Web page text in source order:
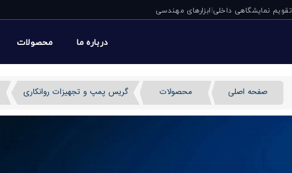
تقویم نمایشگاهی داخلی|ابزارهای مهندسی
درباره ما محصولات
صفحه اصلی محصولات گریس پمپ و تجهیزات روانکاری